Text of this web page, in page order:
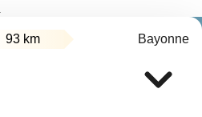
93 km Bayonne